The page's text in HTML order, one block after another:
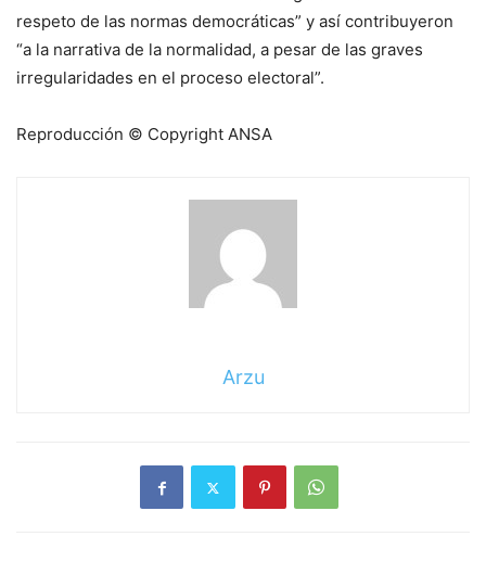
respeto de las normas democráticas” y así contribuyeron
“a la narrativa de la normalidad, a pesar de las graves
irregularidades en el proceso electoral”.
Reproducción © Copyright ANSA
Arzu